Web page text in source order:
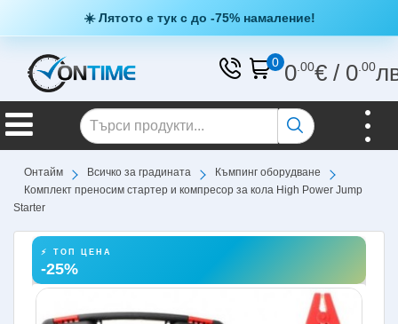
☀️ Лятото е тук с до -75% намаление!
0 0.00€/ 0.00
Онтайм Всичко за градината
Къмпинг оборудване
Комплект преносим стартер и компресор за кола High Power Jump
Starter
⚡ ТОП ЦЕНА
-25%